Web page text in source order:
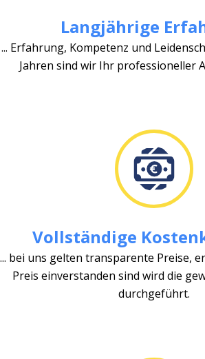
Langjährige
... Erfahrung, Kompetenz und
Jahren sind wir Ihr professioneller
Vollständige
... bei uns gelten transparente Preise,
Preis einverstanden sind wird die
durchgeführt.